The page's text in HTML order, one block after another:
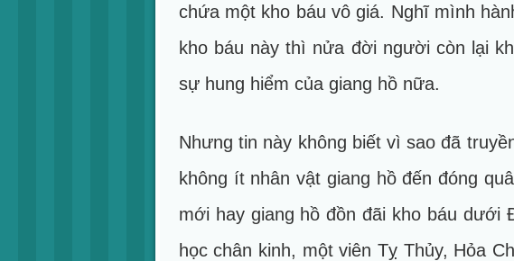
chứa một kho báu vô giá. Nghĩ mình
kho báu này thì nửa đời người còn lại
sự hung hiểm của giang hồ nữa.
Nhưng tin này không biết vì sao đã
không ít nhân vật giang hồ đến đóng
mới hay giang hồ đồn đãi kho báu dưới
học chân kinh, một viên Tỵ Thủy, Hỏa